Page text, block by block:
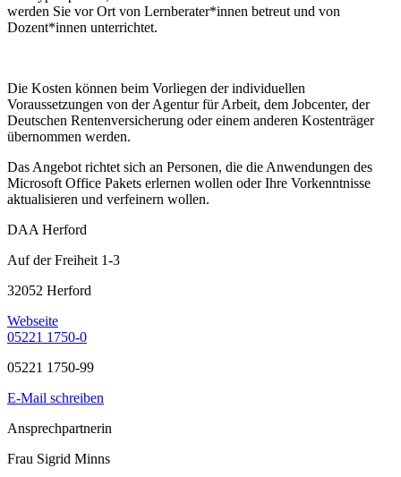
werden Sie vor Ort von Lernberater*innen betreut und von
Dozent*innen unterrichtet.
Die Kosten können beim Vorliegen der individuellen
Voraussetzungen von der Agentur für Arbeit, dem Jobcenter, der
Deutschen Rentenversicherung oder einem anderen Kostenträger
übernommen werden.
Das Angebot richtet sich an Personen, die die Anwendungen des
Microsoft Office Pakets erlernen wollen oder Ihre Vorkenntnisse
aktualisieren und verfeinern wollen.
DAA Herford
Auf der Freiheit 1-3
32052 Herford
Webseite
05221 1750-0
05221 1750-99
E-Mail schreiben
Ansprechpartnerin
Frau Sigrid Minns